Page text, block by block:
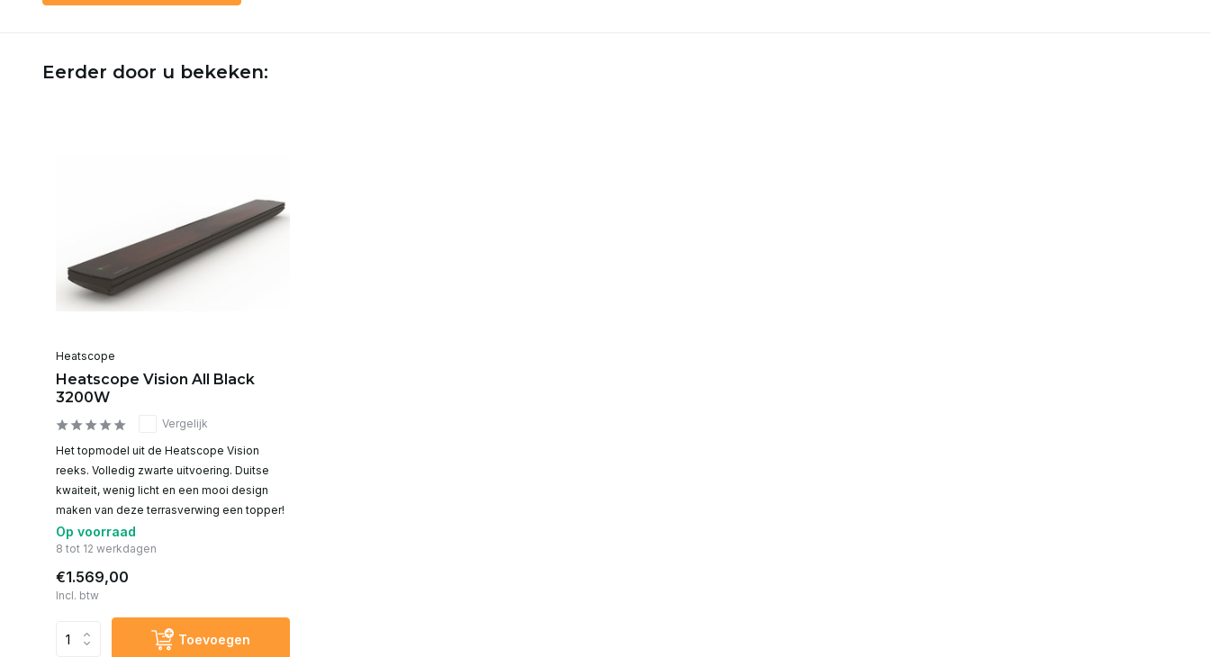
Eerder door u bekeken:
Heatscope
Heatscope Vision All Black
3200W
Vergelijk
Het topmodel uit de Heatscope Vision
reeks. Volledig zwarte uitvoering. Duitse
kwaiteit, wenig licht en een mooi design
maken van deze terrasverwing een topper!
Op voorraad
8 tot 12 werkdagen
€1.569,00
Incl. btw
Toevoegen